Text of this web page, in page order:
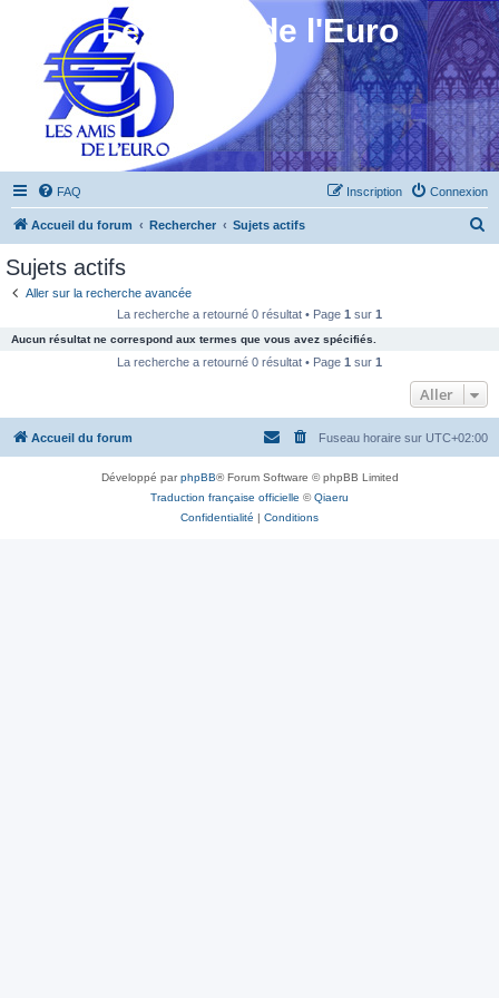
Les Amis de l'Euro
FAQ Connexion
Inscription
Accueil du forum Rechercher Sujets actifs
c
e
Sujets actifs
Aller sur la recherche avancée
La recherche a retourné 0 résultat • Page 1 sur 1
Aucun résultat ne correspond aux termes que vous avez spécifiés.
La recherche a retourné 0 résultat • Page 1 sur 1
Aller
Accueil du forum Fuseau horaire sur UTC+02:00
Développé parphpBB® Forum Software © phpBB Limited
Traduction française officielle ©Qiaeru
Confidentialité | Conditions